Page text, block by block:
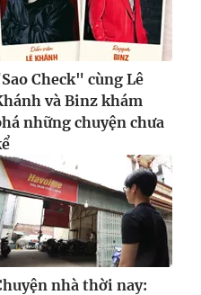
Check" cùng Lê
và Binz khám
những chuyện chưa
nhà thời nay: